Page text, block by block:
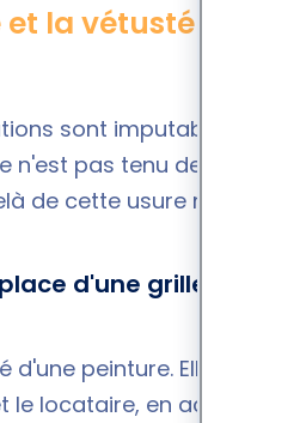
la vétusté en
sont imputables au
pas tenu de réaliser
de cette usure normale.
d'une grille de
peinture. Elle est
locataire, en accord avec